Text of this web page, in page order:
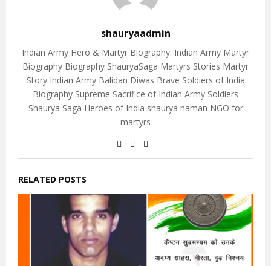
shauryaadmin
Indian Army Hero & Martyr Biography. Indian Army Martyr
Biography Biography ShauryaSaga Martyrs Stories Martyr
Story Indian Army Balidan Diwas Brave Soldiers of India
Biography Supreme Sacrifice of Indian Army Soldiers
Shaurya Saga Heroes of India shaurya naman NGO for
martyrs
RELATED POSTS